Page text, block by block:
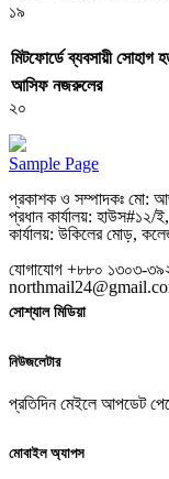
১৯
মিটফোর্ডে ব্যবসায়ী সোহাগ
আসিফ নজরুলের
২০
Sample Page
প্রকাশক ও সম্পাদকঃ মো:
প্রধান কার্যালয়:
কার্যালয়: উকিলের মোড়,
যোগাযোগ +৮৮০ ১৩০৩-
সোশ্যাল মিডিয়া
নিউজলেটার
প্রতিদিন মেইলে আপডেট
মোবাইল অ্যাপস